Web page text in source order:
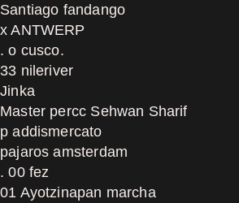
Santiago fandango
x ANTWERP
. o cusco.
33 nileriver
Jinka
Master percc Sehwan Sharif
p addismercato
pajaros amsterdam
. 00 fez
01 Ayotzinapan marcha